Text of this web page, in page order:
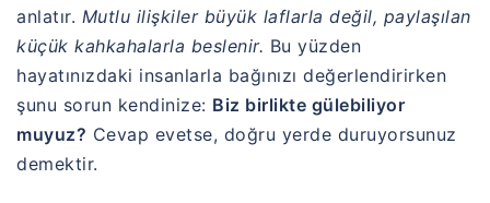
anlatır. Mutlu ilişkiler büyük laflarla değil, paylaşılan
küçük kahkahalarla beslenir. Bu yüzden
hayatınızdaki insanlarla bağınızı değerlendirirken
şunu sorun kendinize: Biz birlikte gülebiliyor
muyuz? Cevap evetse, doğru yerde duruyorsunuz
demektir.